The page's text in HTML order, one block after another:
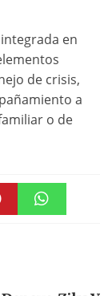
en
de crisis,
a
o de